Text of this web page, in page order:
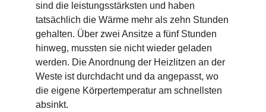
sind die leistungsstärksten und haben
tatsächlich die Wärme mehr als zehn Stunden
gehalten. Über zwei Ansitze a fünf Stunden
hinweg, mussten sie nicht wieder geladen
werden. Die Anordnung der Heizlitzen an der
Weste ist durchdacht und da angepasst, wo
die eigene Körpertemperatur am schnellsten
absinkt.